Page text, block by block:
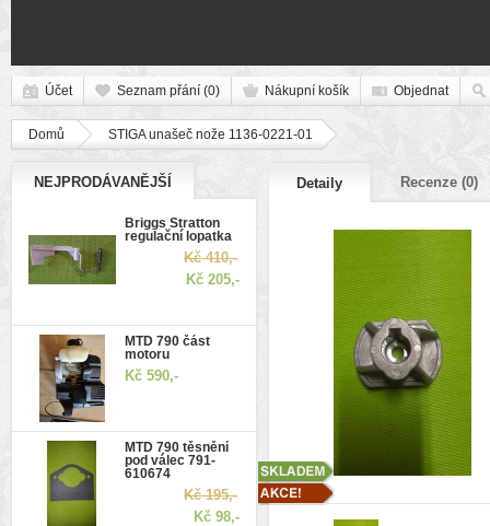
Účet Seznam přání (0) Nákupní košík Objednat
Domů STIGA unašeč nože 1136-0221-01
NEJPRODÁVANĚJŠÍ
Briggs Stratton
regulační lopatka
Kč 410,-
Kč 205,-
MTD 790 část
motoru
Kč 590,-
MTD 790 těsnění
pod válec 791-
610674
Kč 195,-
Kč 98,-
Detaily Recenze (0)